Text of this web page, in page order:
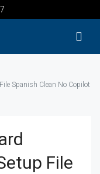
Spanish Clean No Copilot
File